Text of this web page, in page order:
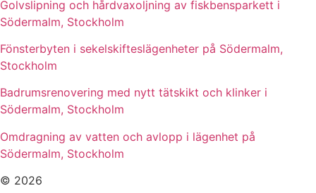
Golvslipning och hårdvaxoljning av fiskbensparkett i
Södermalm, Stockholm
Fönsterbyten i sekelskifteslägenheter på Södermalm,
Stockholm
Badrumsrenovering med nytt tätskikt och klinker i
Södermalm, Stockholm
Omdragning av vatten och avlopp i lägenhet på
Södermalm, Stockholm
© 2026